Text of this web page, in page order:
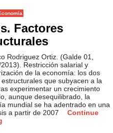
Factores
Rodriguez Ortiz. (Galde 01,
Restricción salarial y
de la economía: los dos
que subyacen a la
experimentar un crecimiento
aunque desequilibrado, la
mundial se ha adentrado en una
a partir de 2007
Continue